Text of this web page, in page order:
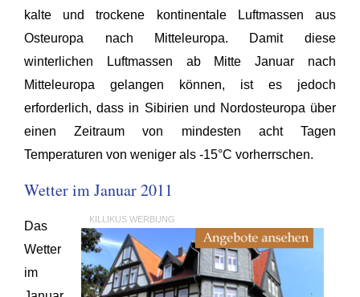
kalte und trockene kontinentale Luftmassen aus
Osteuropa nach Mitteleuropa. Damit diese
winterlichen Luftmassen ab Mitte Januar nach
Mitteleuropa gelangen können, ist es jedoch
erforderlich, dass in Sibirien und Nordosteuropa über
einen Zeitraum von mindesten acht Tagen
Temperaturen von weniger als -15°C vorherrschen.
Wetter im Januar 2011
KILLIKUS WERBUNG
Das
Wetter
im